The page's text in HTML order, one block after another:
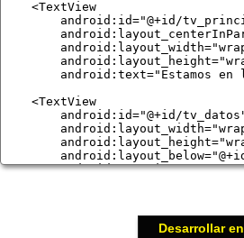
Desarrollar en